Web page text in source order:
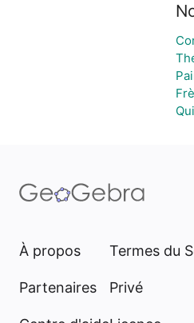
À propos
Partenaires
Termes du
Privé